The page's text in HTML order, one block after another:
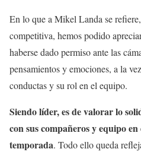
En lo que a Mikel Landa se
competitiva, hemos podido
haberse dado permiso ante las
pensamientos y emociones, a la
conductas y su rol en el equipo.
Siendo líder, es de valorar lo
con sus compañeros y equipo
temporada. Todo ello queda